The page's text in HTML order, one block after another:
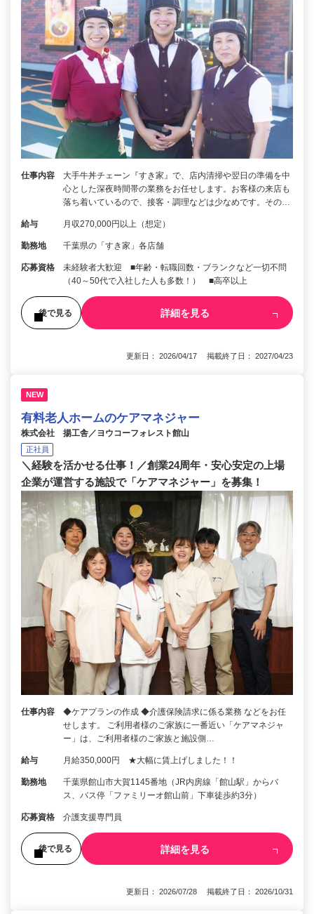
仕事内容
大手牛丼チェーン『すき家』で、店内清掃や翌日の準備を中
心とした深夜時間帯の業務をお任せします。お客様の来店も
落ち着いているので、接客・調理などは少なめです。その…
給与 月収270,000円以上（想定）
勤務地 千葉県の「すき家」各店舗
応募資格
未経験者大歓迎 ■年齢・転職回数・ブランクなど一切不問
（40～50代で入社した人も多数！） ■高卒以上
後で見る 詳細を見る
更新日： 2026/04/17 掲載終了日： 2027/04/23
NEW
有料老人ホームのケアマネジャー
株式会社 揚工舎／ヨウコーフォレスト館山
正社員
＼経験を活かせる仕事！／創業24周年・安心安定の上場
企業が運営する施設で「ケアマネジャー」を募集！
仕事内容
◆ケアプランの作成 ◆介護保険請求に係る業務 などをお任
せします。 ご利用者様のご家族に一番近い「ケアマネジャ
ー」は、ご利用者様のご家族と施設側…
給与 月給350,000円 ★大幅に賃上げしました！！
勤務地
千葉県館山市大賀1145番地（JR内房線「館山駅」からバ
ス、バス停「ファミリーオ館山前」下車徒歩約3分）
応募資格 介護支援専門員
後で見る 詳細を見る
更新日： 2026/07/28 掲載終了日： 2026/10/31